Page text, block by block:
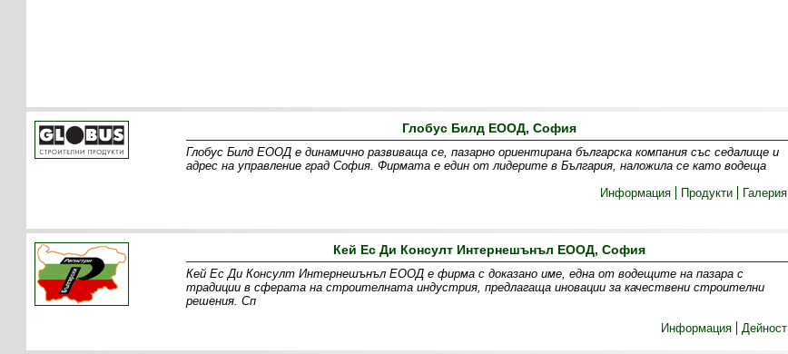
Глобус Билд ЕООД, София
Глобус Билд ЕООД е динамично развиваща се, пазарно ориентирана българска компания със седалище и
адрес на управление град София. Фирмата е един от лидерите в България, наложила се като водеща
Информация
Продукти Галерия
Кей Ес Ди Консулт Интернешънъл ЕООД, София
Кей Ес Ди Консулт Интернешънъл ЕООД е фирма с доказано име, една от водещите на пазара с
традиции в сферата на строителната индустрия, предлагаща иновации за качествени строителни
решения. Сп
Информация
Дейност